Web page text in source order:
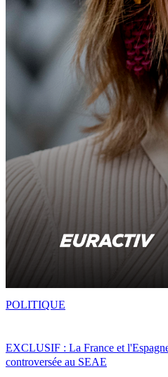
EXCLUSIF : La France et
controversée au SEAE
POLITIQUE